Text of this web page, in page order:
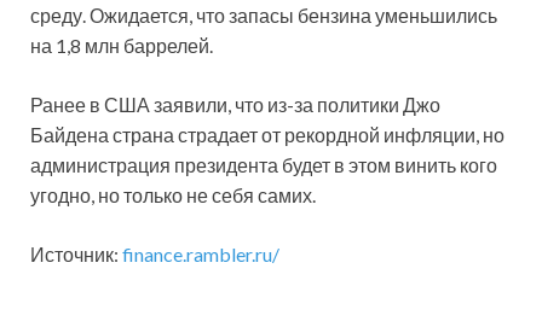
среду. Ожидается, что запасы бензина уменьшились
на 1,8 млн баррелей.
Ранее в США заявили, что из-за политики Джо
Байдена страна страдает от рекордной инфляции, но
администрация президента будет в этом винить кого
угодно, но только не себя самих.
Источник: finance.rambler.ru/